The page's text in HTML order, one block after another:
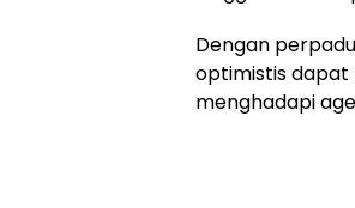
Dengan
optimistis dapat
menghadapi